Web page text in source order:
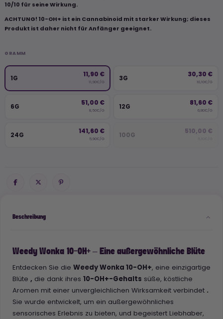
10/10 für seine Wirkung.
ACHTUNG! 10-OH+ ist ein Cannabinoid mit starker Wirkung; dieses
Produkt ist daher nicht für Anfänger geeignet.
GRAMM
1G 11,90 €
11,90€/G 3G 30,30 €
10,10€/G
6G 51,00 €
8,50€/G 12G 81,60 €
6,80€/G
24G 141,60 €
5,90€/G 100G 510,00 €
Beschreibung
Weedy Wonka 10-OH+ – Eine außergewöhnliche Blüte
Entdecken Sie die Weedy Wonka 10-OH+, eine einzigartige
Blüte , die dank ihres 10-OH+-Gehalts süße, köstliche
Aromen mit einer unvergleichlichen Wirksamkeit verbindet .
Sie wurde entwickelt, um ein außergewöhnliches
sensorisches Erlebnis zu bieten, und begeistert Liebhaber,